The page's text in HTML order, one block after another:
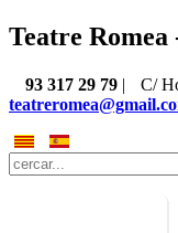
Teatre
93 317 29 79 |
C/